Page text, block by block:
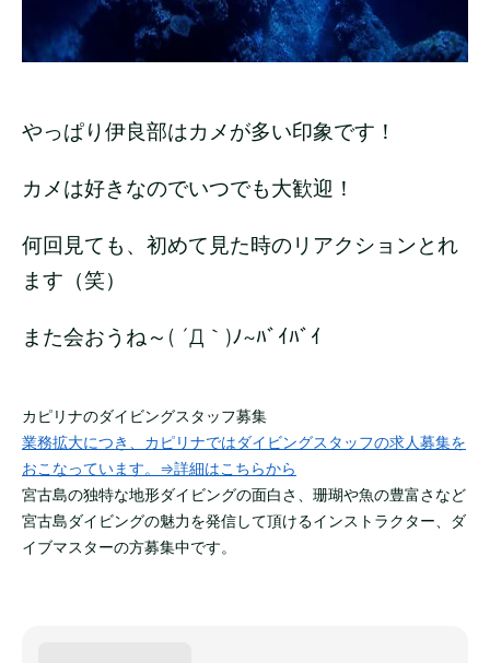
やっぱり伊良部はカメが多い印象です！
カメは好きなのでいつでも大歓迎！
何回見ても、初めて見た時のリアクションとれ
ます（笑）
また会おうね～( ´Д｀)ﾉ~ﾊﾞｲﾊﾞｲ
カピリナのダイビングスタッフ募集
業務拡大につき、カピリナではダイビングスタッフの求人募集を
おこなっています。⇒詳細はこちらから
宮古島の独特な地形ダイビングの面白さ、珊瑚や魚の豊富さなど
宮古島ダイビングの魅力を発信して頂けるインストラクター、ダ
イブマスターの方募集中です。